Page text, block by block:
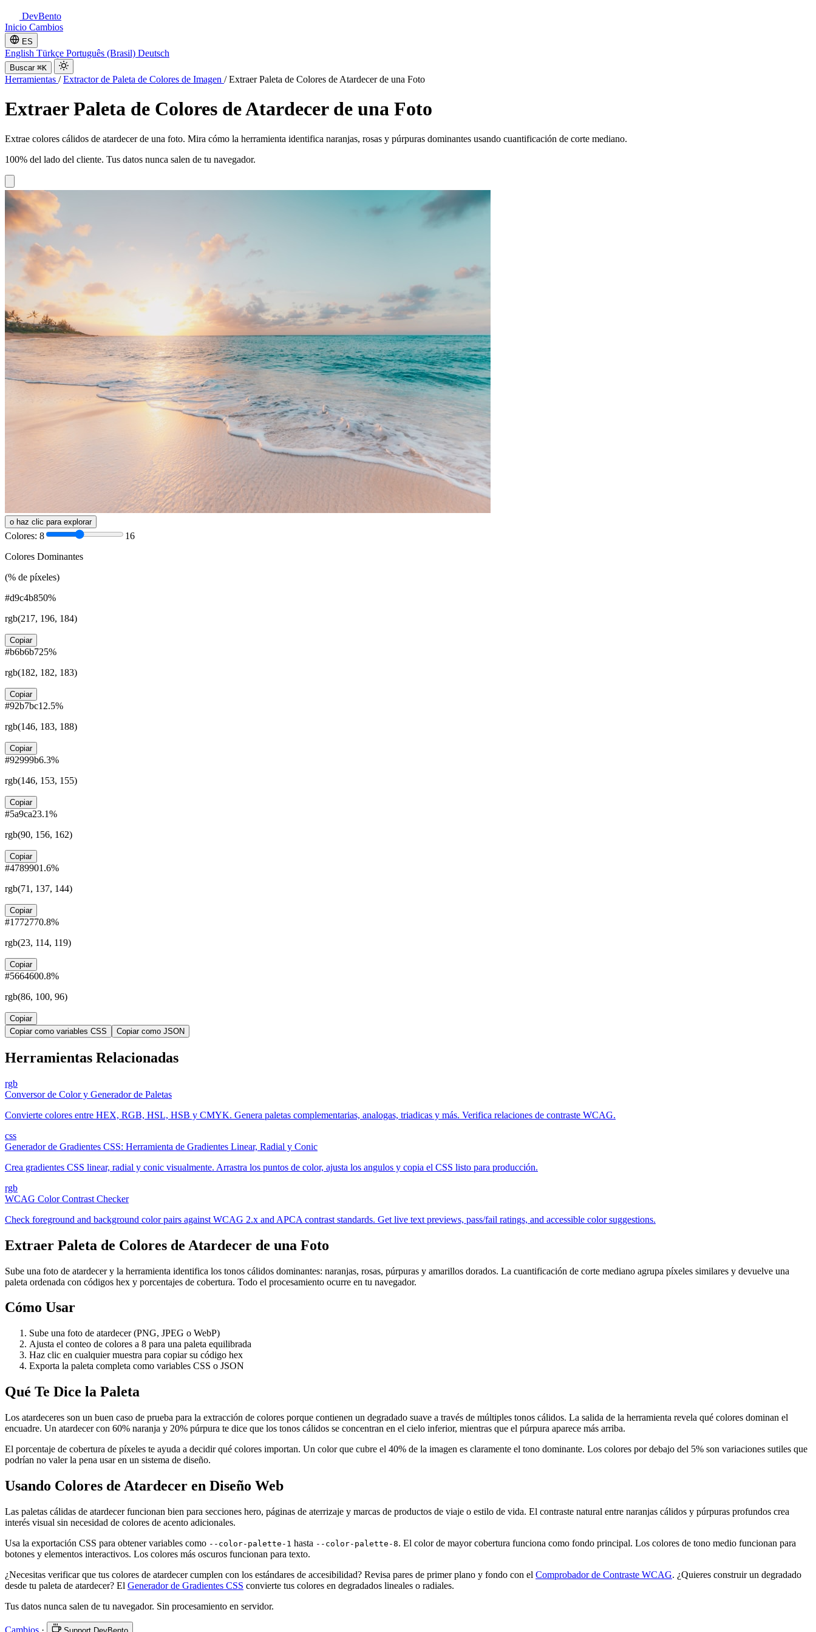
DevBento
Inicio Cambios
ES
English Türkçe Português (Brasil) Deutsch
Buscar ⌘K
Herramientas / Extractor de Paleta de Colores de Imagen / Extraer Paleta de Colores de Atardecer de una Foto
Extraer Paleta de Colores de Atardecer de una Foto
Extrae colores cálidos de atardecer de una foto. Mira cómo la herramienta identifica naranjas, rosas y púrpuras dominantes usando cuantificación de corte mediano.
100% del lado del cliente. Tus datos nunca salen de tu navegador.
o haz clic para explorar
Colores: 8
16
Colores Dominantes
(% de píxeles)
#d9c4b850%
rgb(217, 196, 184)
Copiar
#b6b6b725%
rgb(182, 182, 183)
Copiar
#92b7bc12.5%
rgb(146, 183, 188)
Copiar
#92999b6.3%
rgb(146, 153, 155)
Copiar
#5a9ca23.1%
rgb(90, 156, 162)
Copiar
#4789901.6%
rgb(71, 137, 144)
Copiar
#1772770.8%
rgb(23, 114, 119)
Copiar
#5664600.8%
rgb(86, 100, 96)
Copiar
Copiar como variables CSS
Copiar como JSON
Herramientas Relacionadas
rgb
Conversor de Color y Generador de Paletas
Convierte colores entre HEX, RGB, HSL, HSB y CMYK. Genera paletas complementarias, analogas, triadicas y más. Verifica relaciones de contraste WCAG.
css
Generador de Gradientes CSS: Herramienta de Gradientes Linear, Radial y Conic
Crea gradientes CSS linear, radial y conic visualmente. Arrastra los puntos de color, ajusta los angulos y copia el CSS listo para producción.
rgb
WCAG Color Contrast Checker
Check foreground and background color pairs against WCAG 2.x and APCA contrast standards. Get live text previews, pass/fail ratings, and accessible color suggestions.
Extraer Paleta de Colores de Atardecer de una Foto
Sube una foto de atardecer y la herramienta identifica los tonos cálidos dominantes: naranjas, rosas, púrpuras y amarillos dorados. La cuantificación de corte mediano agrupa píxeles similares y devuelve una
paleta ordenada con códigos hex y porcentajes de cobertura. Todo el procesamiento ocurre en tu navegador.
Cómo Usar
Sube una foto de atardecer (PNG, JPEG o WebP)
Ajusta el conteo de colores a 8 para una paleta equilibrada
Haz clic en cualquier muestra para copiar su código hex
Exporta la paleta completa como variables CSS o JSON
Qué Te Dice la Paleta
Los atardeceres son un buen caso de prueba para la extracción de colores porque contienen un degradado suave a través de múltiples tonos cálidos. La salida de la herramienta revela qué colores dominan el
encuadre. Un atardecer con 60% naranja y 20% púrpura te dice que los tonos cálidos se concentran en el cielo inferior, mientras que el púrpura aparece más arriba.
El porcentaje de cobertura de píxeles te ayuda a decidir qué colores importan. Un color que cubre el 40% de la imagen es claramente el tono dominante. Los colores por debajo del 5% son variaciones sutiles que
podrían no valer la pena usar en un sistema de diseño.
Usando Colores de Atardecer en Diseño Web
Las paletas cálidas de atardecer funcionan bien para secciones hero, páginas de aterrizaje y marcas de productos de viaje o estilo de vida. El contraste natural entre naranjas cálidos y púrpuras profundos crea
interés visual sin necesidad de colores de acento adicionales.
Usa la exportación CSS para obtener variables como --color-palette-1 hasta --color-palette-8. El color de mayor cobertura funciona como fondo principal. Los colores de tono medio funcionan para
botones y elementos interactivos. Los colores más oscuros funcionan para texto.
¿Necesitas verificar que tus colores de atardecer cumplen con los estándares de accesibilidad? Revisa pares de primer plano y fondo con el Comprobador de Contraste WCAG. ¿Quieres construir un degradado
desde tu paleta de atardecer? El Generador de Gradientes CSS convierte tus colores en degradados lineales o radiales.
Tus datos nunca salen de tu navegador. Sin procesamiento en servidor.
Cambios ·